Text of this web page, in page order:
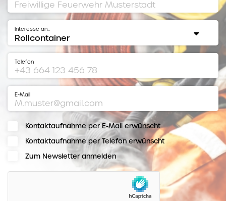
Interesse an…
Telefon
E-Mail
Kontaktaufnahme per E-Mail erwünscht
Kontaktaufnahme per Telefon erwünscht
Zum Newsletter anmelden